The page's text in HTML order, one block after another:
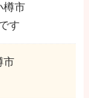
樽市
す
市